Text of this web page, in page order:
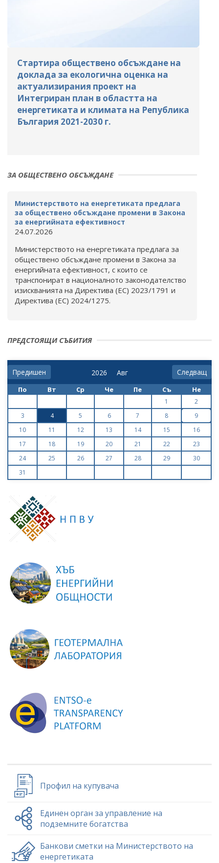
Стартира обществено обсъждане на
доклада за екологична оценка на
актуализирания проект на
Интегриран план в областта на
енергетиката и климата на Република
България 2021-2030 г.
ЗА ОБЩЕСТВЕНО ОБСЪЖДАНЕ
Министерството на енергетиката предлага
за обществено обсъждане промени в Закона
за енергийната ефективност
24.07.2026
Министерството на енергетиката предлага за
обществено обсъждане промени в Закона за
енергийната ефективност, с които се
транспонират в националното законодателство
изискванията на Директива (ЕС) 2023/1791 и
Директива (ЕС) 2024/1275.
ПРЕДСТОЯЩИ СЪБИТИЯ
Предишен Следващ
По Вт Ср Че Пе Съ Не
1
2
3
4 5 6 7 8
9
10
11 12 13 14 15
16
17
18 19 20 21 22
23
24
25 26 27 28 29
30
31
Профил на купувача
Единен орган за управление на
подземните богатства
Банкови сметки на Министерството на
енергетиката